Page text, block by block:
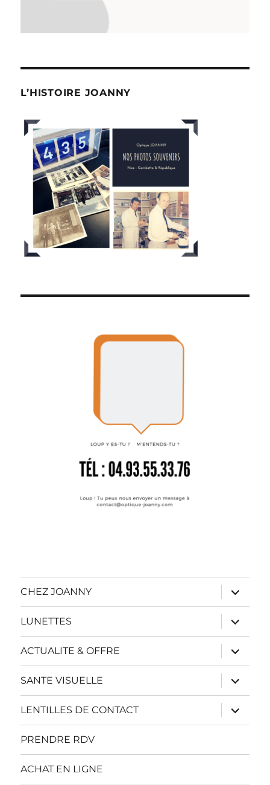
L’HISTOIRE JOANNY
CHEZ JOANNY
ouvrir
le
sous-
menu
LUNETTES
ouvrir
le
sous-
menu
ACTUALITE & OFFRE
ouvrir
le
sous-
menu
SANTE VISUELLE
ouvrir
le
sous-
menu
LENTILLES DE CONTACT
ouvrir
le
sous-
PRENDRE RDV
ACHAT EN LIGNE